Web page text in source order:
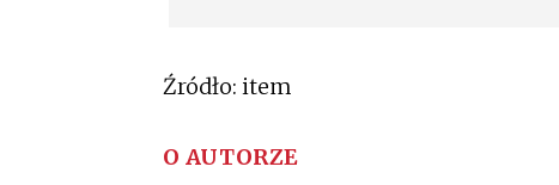
Źródło: item
O AUTORZE